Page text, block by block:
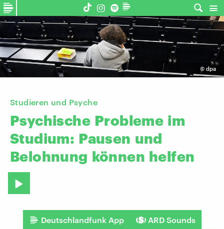
© dpa
Studieren und Psyche
Psychische Probleme im
Studium: Pausen und
Belohnung können helfen
Deutschlandfunk App ARD Sounds